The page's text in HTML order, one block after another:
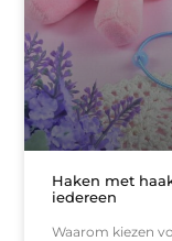
Haken met
iedereen
Waarom kiezen